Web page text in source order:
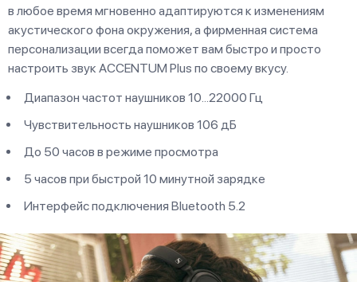
в любое время мгновенно адаптируются к изменениям
акустического фона окружения, а фирменная система
персонализации всегда поможет вам быстро и просто
настроить звук ACCENTUM Plus по своему вкусу.
Диапазон частот наушников 10...22000 Гц
Чувствительность наушников 106 дБ
До 50 часов в режиме просмотра
5 часов при быстрой 10 минутной зарядке
Интерфейс подключения Bluetooth 5.2